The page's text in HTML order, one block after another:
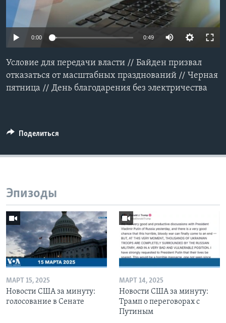
Learning English
Языки
0:00 0:49
Условие для передачи власти // Байден призвал
отказаться от масштабных празднований // Черная
пятница // День благодарения без электричества
Поделиться
Эпизоды
МАРТ 15, 2025
Новости США за минуту:
голосование в Сенате
МАРТ 14, 2025
Новости США за минуту:
Трамп о переговорах с
Путиным